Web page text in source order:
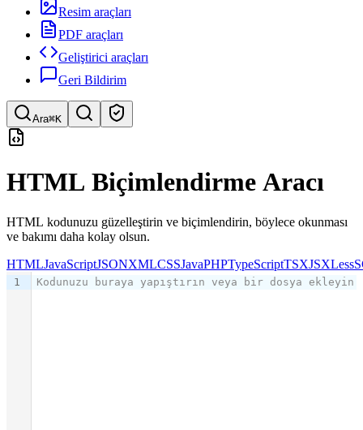
Resim araçları
PDF araçları
Geliştirici araçları
Geri Bildirim
Ara⌘K
Araç ara
Hızlı araç arama
HTML Biçimlendirme Aracı
HTML kodunuzu güzelleştirin ve biçimlendirin, böylece okunması
ve bakımı daha kolay olsun.
HTMLJavaScriptJSONXMLCSSJavaPHPTypeScriptTSXJSXLess
1 Kodunuzu buraya yapıştırın veya bir dosya ekleyin